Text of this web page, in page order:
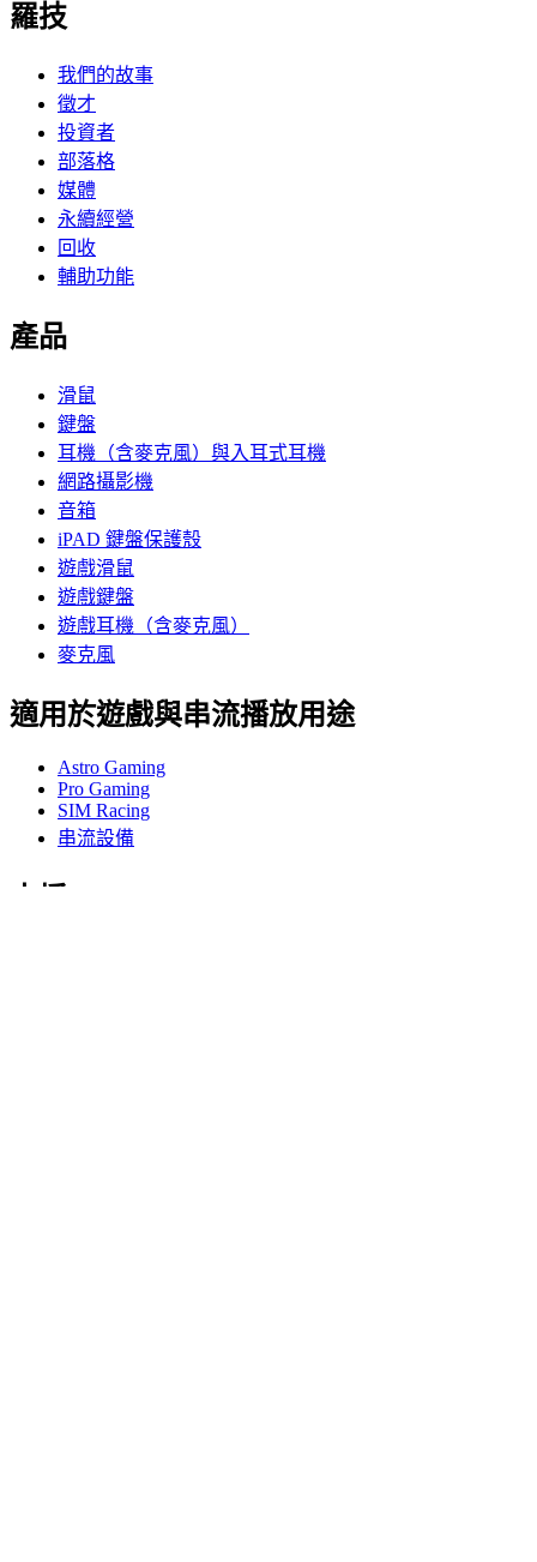
羅技
我們的故事
徵才
投資者
部落格
媒體
永續經營
回收
輔助功能
產品
滑鼠
鍵盤
耳機（含麥克風）與入耳式耳機
網路攝影機
音箱
iPAD 鍵盤保護殼
遊戲滑鼠
遊戲鍵盤
遊戲耳機（含麥克風）
麥克風
適用於遊戲與串流播放用途
Astro Gaming
Pro Gaming
SIM Racing
串流設備